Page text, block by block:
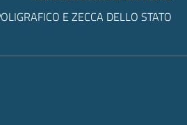
E ZECCA DELLO STATO